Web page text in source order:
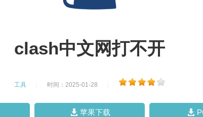
clash中文网打不开
工具 时间：2025-01-28
苹果下载